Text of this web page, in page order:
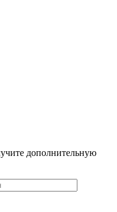
дополнительную